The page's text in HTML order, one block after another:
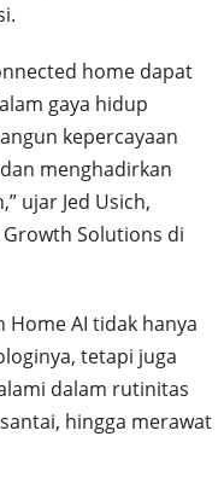
home dapat
gaya hidup
kepercayaan
menghadirkan
ujar Jed Usich,
Solutions di
Home AI tidak hanya
tetapi juga
dalam rutinitas
hingga merawat